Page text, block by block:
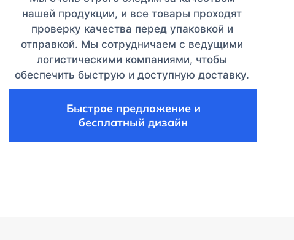
нашей продукции, и все товары проходят
проверку качества перед упаковкой и
отправкой. Мы сотрудничаем с ведущими
логистическими компаниями, чтобы
обеспечить быструю и доступную доставку.
Быстрое предложение и
бесплатный дизайн